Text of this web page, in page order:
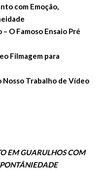
com Emoção,
O Famoso Ensaio Pré
Filmagem para
Nosso Trabalho de Vídeo
EM GUARULHOS COM